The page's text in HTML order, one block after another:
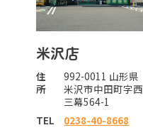
米沢店
住
所
992-0011 山形県
米沢市中田町字西
三幕564-1
TEL
0238-40-8668